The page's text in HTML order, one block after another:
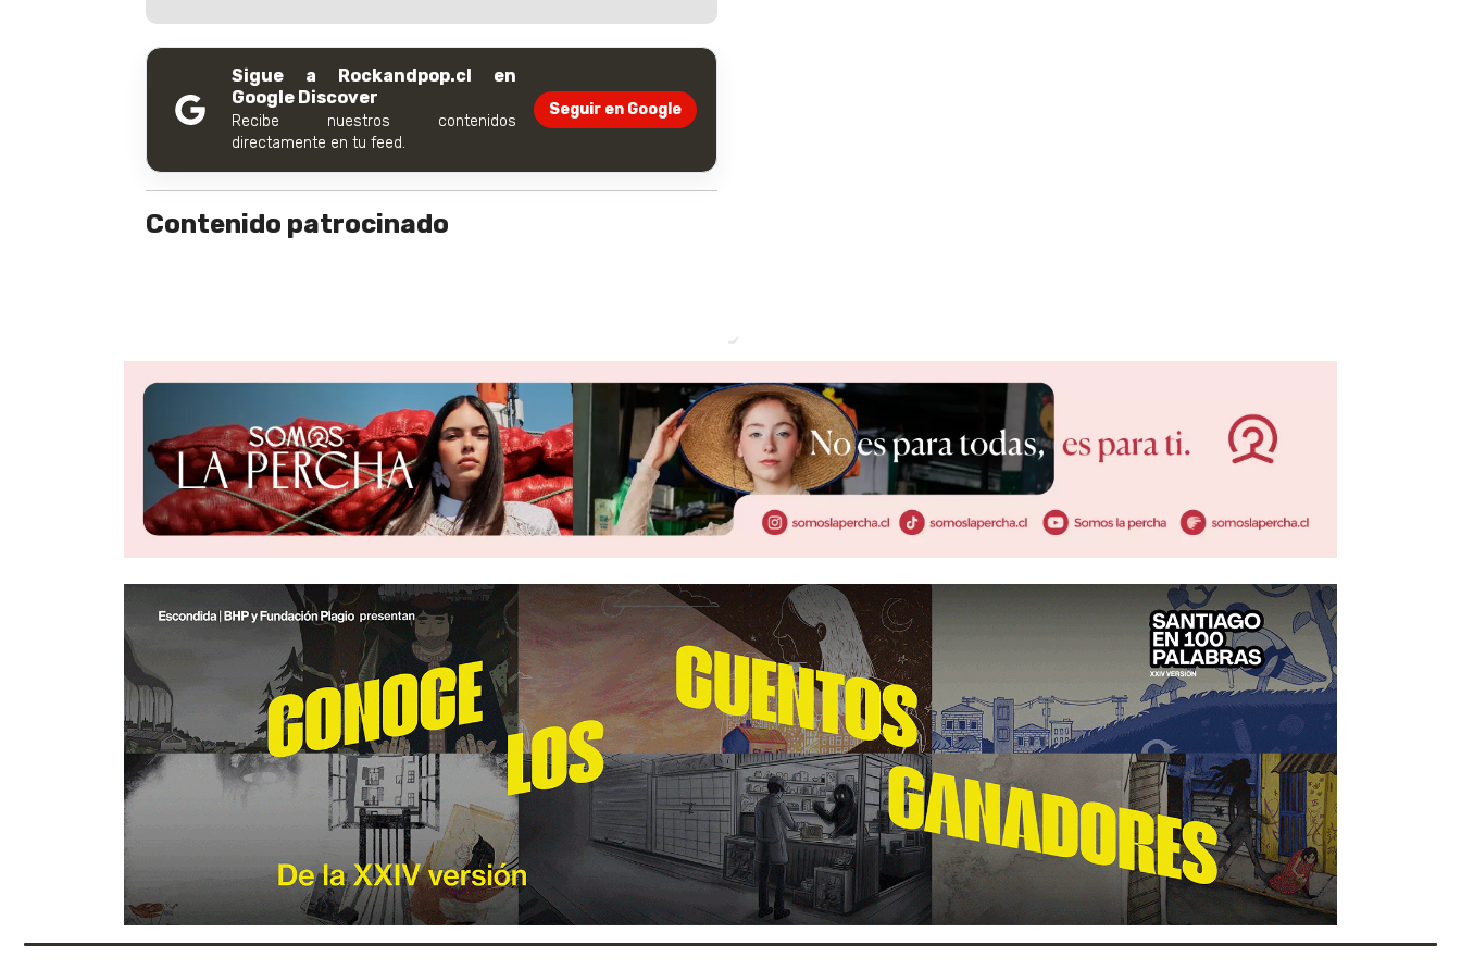
Sigue a Rockandpop.cl en
Google Discover
Recibe nuestros contenidos
directamente en tu feed.
Seguir en Google
Contenido patrocinado